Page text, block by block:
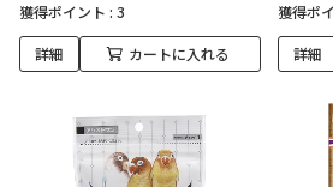
獲得ポイント : 3
詳細 カートに入れる
獲得ポ
詳細